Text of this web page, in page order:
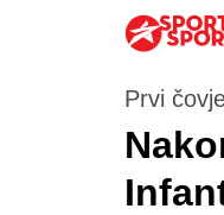
Prvi